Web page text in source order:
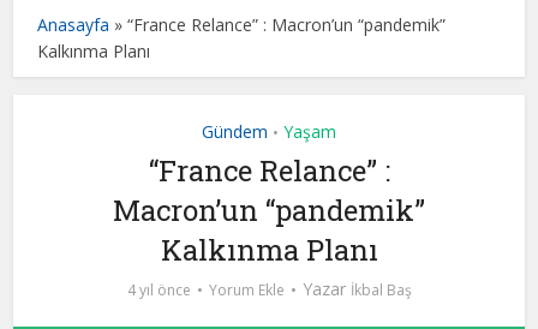
Anasayfa »“France Relance” : Macron’un “pandemik”
Kalkınma Planı
Gündem • Yaşam
“France Relance” :
Macron’un “pandemik”
Kalkınma Planı
4 yıl önce Yorum Ekle Yazar İkbal Baş